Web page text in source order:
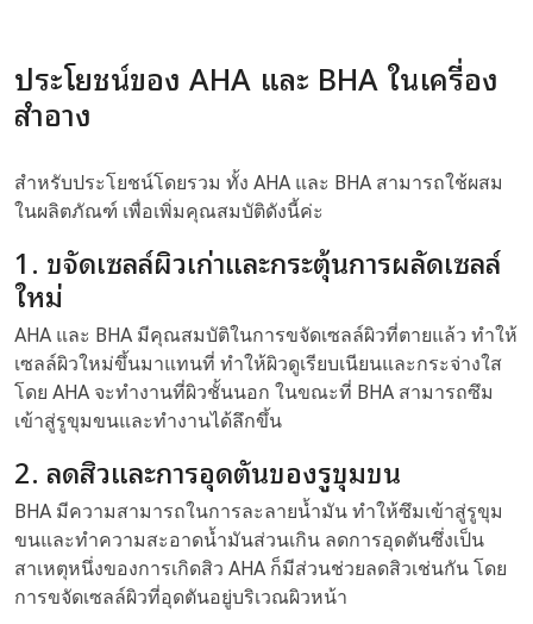
ประโยชน์ของ AHA และ BHA ในเครื่อง
สำอาง
สำหรับประโยชน์โดยรวม ทั้ง AHA และ BHA สามารถใช้ผสม
ในผลิตภัณฑ์ เพื่อเพิ่มคุณสมบัติดังนี้ค่ะ
1. ขจัดเซลล์ผิวเก่าและกระตุ้นการผลัดเซลล์
ใหม่
AHA และ BHA มีคุณสมบัติในการขจัดเซลล์ผิวที่ตายแล้ว ทำให้
เซลล์ผิวใหม่ขึ้นมาแทนที่ ทำให้ผิวดูเรียบเนียนและกระจ่างใส
โดย AHA จะทำงานที่ผิวชั้นนอก ในขณะที่ BHA สามารถซึม
เข้าสู่รูขุมขนและทำงานได้ลึกขึ้น
2. ลดสิวและการอุดตันของรูขุมขน
BHA มีความสามารถในการละลายน้ำมัน ทำให้ซึมเข้าสู่รูขุม
ขนและทำความสะอาดน้ำมันส่วนเกิน ลดการอุดตันซึ่งเป็น
สาเหตุหนึ่งของการเกิดสิว AHA ก็มีส่วนช่วยลดสิวเช่นกัน โดย
การขจัดเซลล์ผิวที่อุดตันอยู่บริเวณผิวหน้า